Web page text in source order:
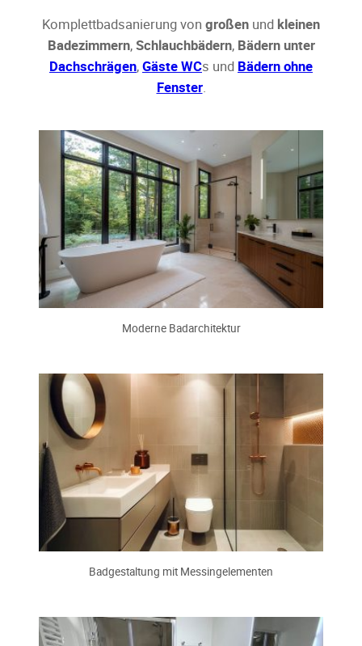
Komplettbadsanierung von großen und kleinen
Badezimmern,Schlauchbädern, Bädern unter
Dachschrägen,Gäste WCs und Bädern ohne
Fenster.
Moderne Badarchitektur
Badgestaltung mit Messingelementen